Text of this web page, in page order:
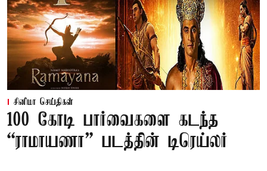
சினிமா செய்திகள்
100 கோடி பார்வைகளை கடந்த
“ராமாயணா” படத்தின் டிரெய்லர்